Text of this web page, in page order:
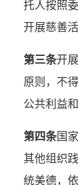
托人按照
开展慈善
第三条开
原则，不
公共利益
第四条国
其他组织
统美德，